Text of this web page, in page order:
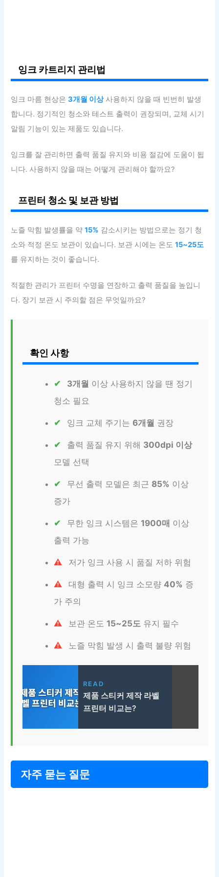
잉크 카트리지 관리법
잉크 마름 현상은3개월 이상사용하지 않을 때 빈번히 발생
합니다. 정기적인 청소와 테스트 출력이 권장되며, 교체 시기
알림 기능이 있는 제품도 있습니다.
잉크를 잘 관리하면 출력 품질 유지와 비용 절감에 도움이 됩
니다. 사용하지 않을 때는 어떻게 관리해야 할까요?
프린터 청소 및 보관 방법
노즐 막힘 발생률을 약15% 감소시키는 방법으로는 정기 청
소와 적정 온도 보관이 있습니다. 보관 시에는 온도15~25도
를 유지하는 것이 좋습니다.
적절한 관리가 프린터 수명을 연장하고 출력 품질을 높입니
다. 장기 보관 시 주의할 점은 무엇일까요?
확인 사항
3개월 이상 사용하지 않을 땐 정기
청소 필요
잉크 교체 주기는 6개월 권장
출력 품질 유지 위해 300dpi 이상
모델 선택
무선 출력 모델은 최근 85% 이상
증가
무한 잉크 시스템은 1900매 이상
출력 가능
저가 잉크 사용 시 품질 저하 위험
대형 출력 시 잉크 소모량 40% 증
가 주의
보관 온도 15~25도 유지 필수
노즐 막힘 발생 시 출력 불량 위험
READ
제품 스티커 제작 라벨
프린터 비교는?
자주 묻는 질문